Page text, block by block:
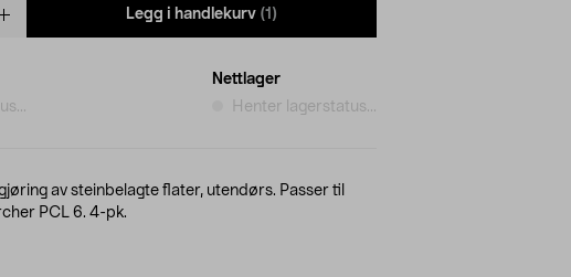
Legg i handlekurv (1)
Nettlager
Henter lagerstatus...
av steinbelagte flater, utendørs. Passer til
PCL 6. 4-pk.